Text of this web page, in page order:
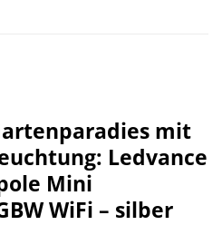
mit
Ledvance
Mini
WiFi – silber